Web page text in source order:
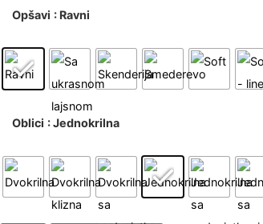
Opšavi : Ravni
Oblici : Jednokrilna